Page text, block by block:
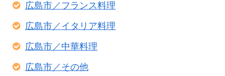
広島市／フランス料理
広島市／イタリア料理
広島市／中華料理
広島市／その他